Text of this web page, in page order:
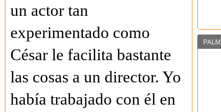
un actor tan
experimentado como
César le facilita bastante
las cosas a un director. Yo
había trabajado con él en